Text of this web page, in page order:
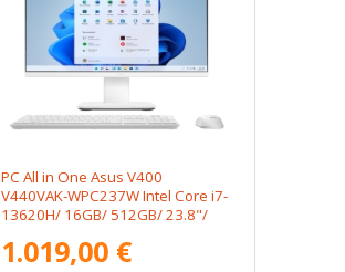
PC All in One Asus V400
V440VAK-WPC237W Intel Core i7-
13620H/ 16GB/ 512GB/ 23.8"/
1.019,00 €